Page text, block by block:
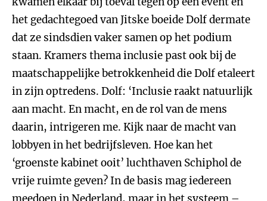
het gedachtegoed van Jitske boeide Dolf dermate
dat ze sindsdien vaker samen op het podium
staan. Kramers thema inclusie past ook bij de
maatschappelijke betrokkenheid die Dolf etaleert
in zijn optredens. Dolf: ‘Inclusie raakt natuurlijk
aan macht. En macht, en de rol van de mens
daarin, intrigeren me. Kijk naar de macht van
lobbyen in het bedrijfsleven. Hoe kan het
‘groenste kabinet ooit’ luchthaven Schiphol de
vrije ruimte geven? In de basis mag iedereen